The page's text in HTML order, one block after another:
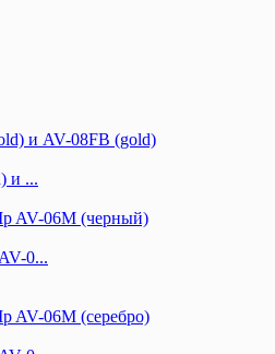
и ...
0...